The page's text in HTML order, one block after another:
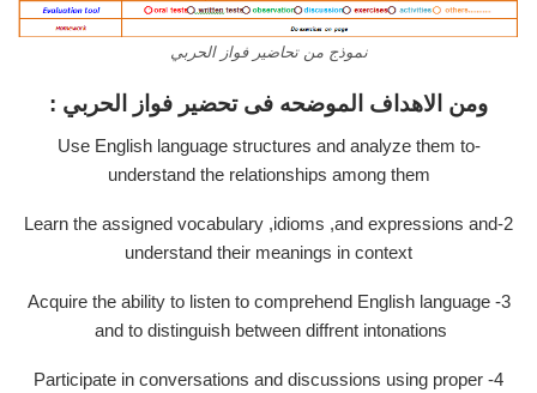
نموذج من تحاضير فواز الحربي
ومن الاهداف الموضحه فى تحضير فواز الحربي :
-Use English language structures and analyze them to
understand the relationships among them
2-Learn the assigned vocabulary ,idioms ,and expressions and
understand their meanings in context
3- Acquire the ability to listen to comprehend English language
and to distinguish between diffrent intonations
4- Participate in conversations and discussions using proper